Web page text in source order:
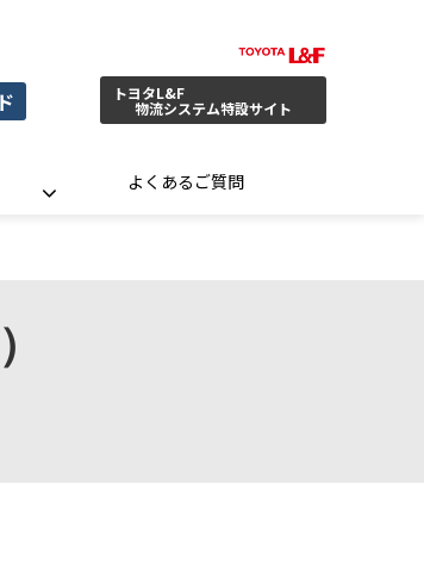
トヨタL&F
物流システム特設サイト
よくあるご質問